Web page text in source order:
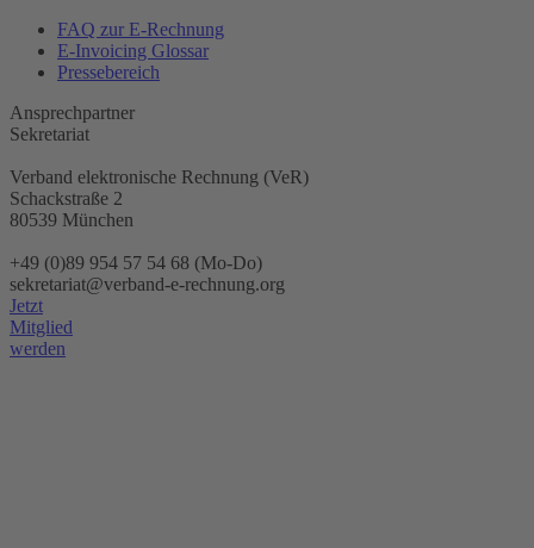
FAQ zur E-Rechnung
E-Invoicing Glossar
Pressebereich
Ansprechpartner
Sekretariat
Verband elektronische Rechnung (VeR)
Schackstraße 2
80539 München
+49 (0)89 954 57 54 68 (Mo-Do)
sekretariat@verband-e-rechnung.org
Jetzt
Mitglied
werden